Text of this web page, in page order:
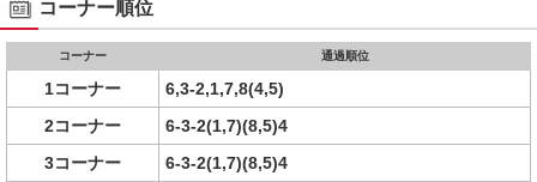
コーナー順位
コーナー 通過順位
1コーナー
6,3-2,1,7,8(4,5)
2コーナー
6-3-2(1,7)(8,5)4
3コーナー
6-3-2(1,7)(8,5)4